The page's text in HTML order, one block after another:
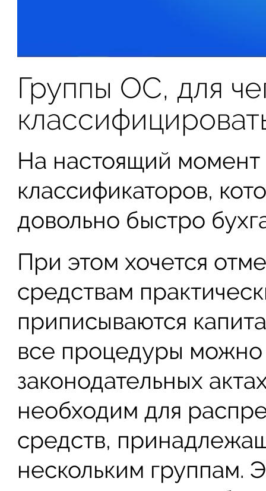
Группы ОС, для
На настоящий момент
классификаторов,
довольно быстро
При этом хочется
средствам
приписываются
все процедуры можно
законодательных
необходим для
средств,
нескольким группам.